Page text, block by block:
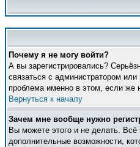
Почему я не могу войти?
А вы зарегистрировались?
связаться с администратором
проблема именно в этом, если же
Вернуться к началу
Зачем мне вообще нужно
Вы можете этого и не делать. Всё
дополнительные возможности,